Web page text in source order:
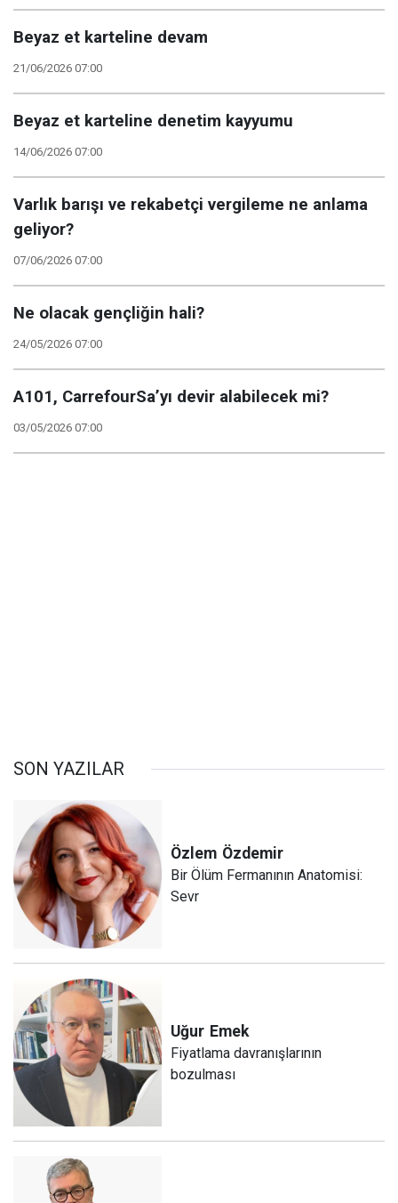
Beyaz et karteline devam
21/06/2026 07:00
Beyaz et karteline denetim kayyumu
14/06/2026 07:00
Varlık barışı ve rekabetçi vergileme ne anlama
geliyor?
07/06/2026 07:00
Ne olacak gençliğin hali?
24/05/2026 07:00
A101, CarrefourSa’yı devir alabilecek mi?
03/05/2026 07:00
SON YAZILAR
Özlem Özdemir
Bir Ölüm Fermanının Anatomisi:
Sevr
Uğur Emek
Fiyatlama davranışlarının
bozulması